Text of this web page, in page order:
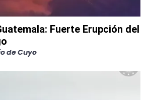
Fuerte Erupción del
de Cuyo